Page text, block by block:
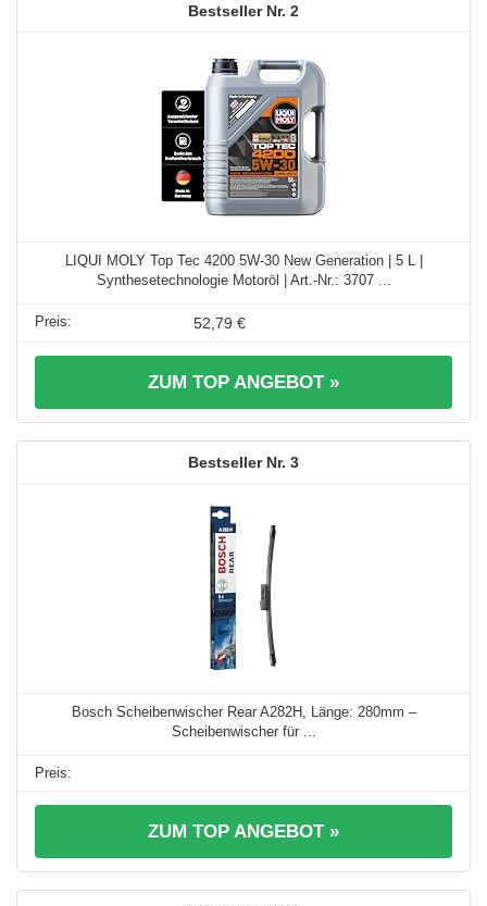
2
LIQUI MOLY Top Tec 4200 5W-30 New Generation | 5 L |
Synthesetechnologie Motoröl | Art.-Nr.: 3707 ...
52,79 €
ZUM TOP ANGEBOT »
3
Bosch Scheibenwischer Rear A282H, Länge: 280mm –
Scheibenwischer für ...
ZUM TOP ANGEBOT »